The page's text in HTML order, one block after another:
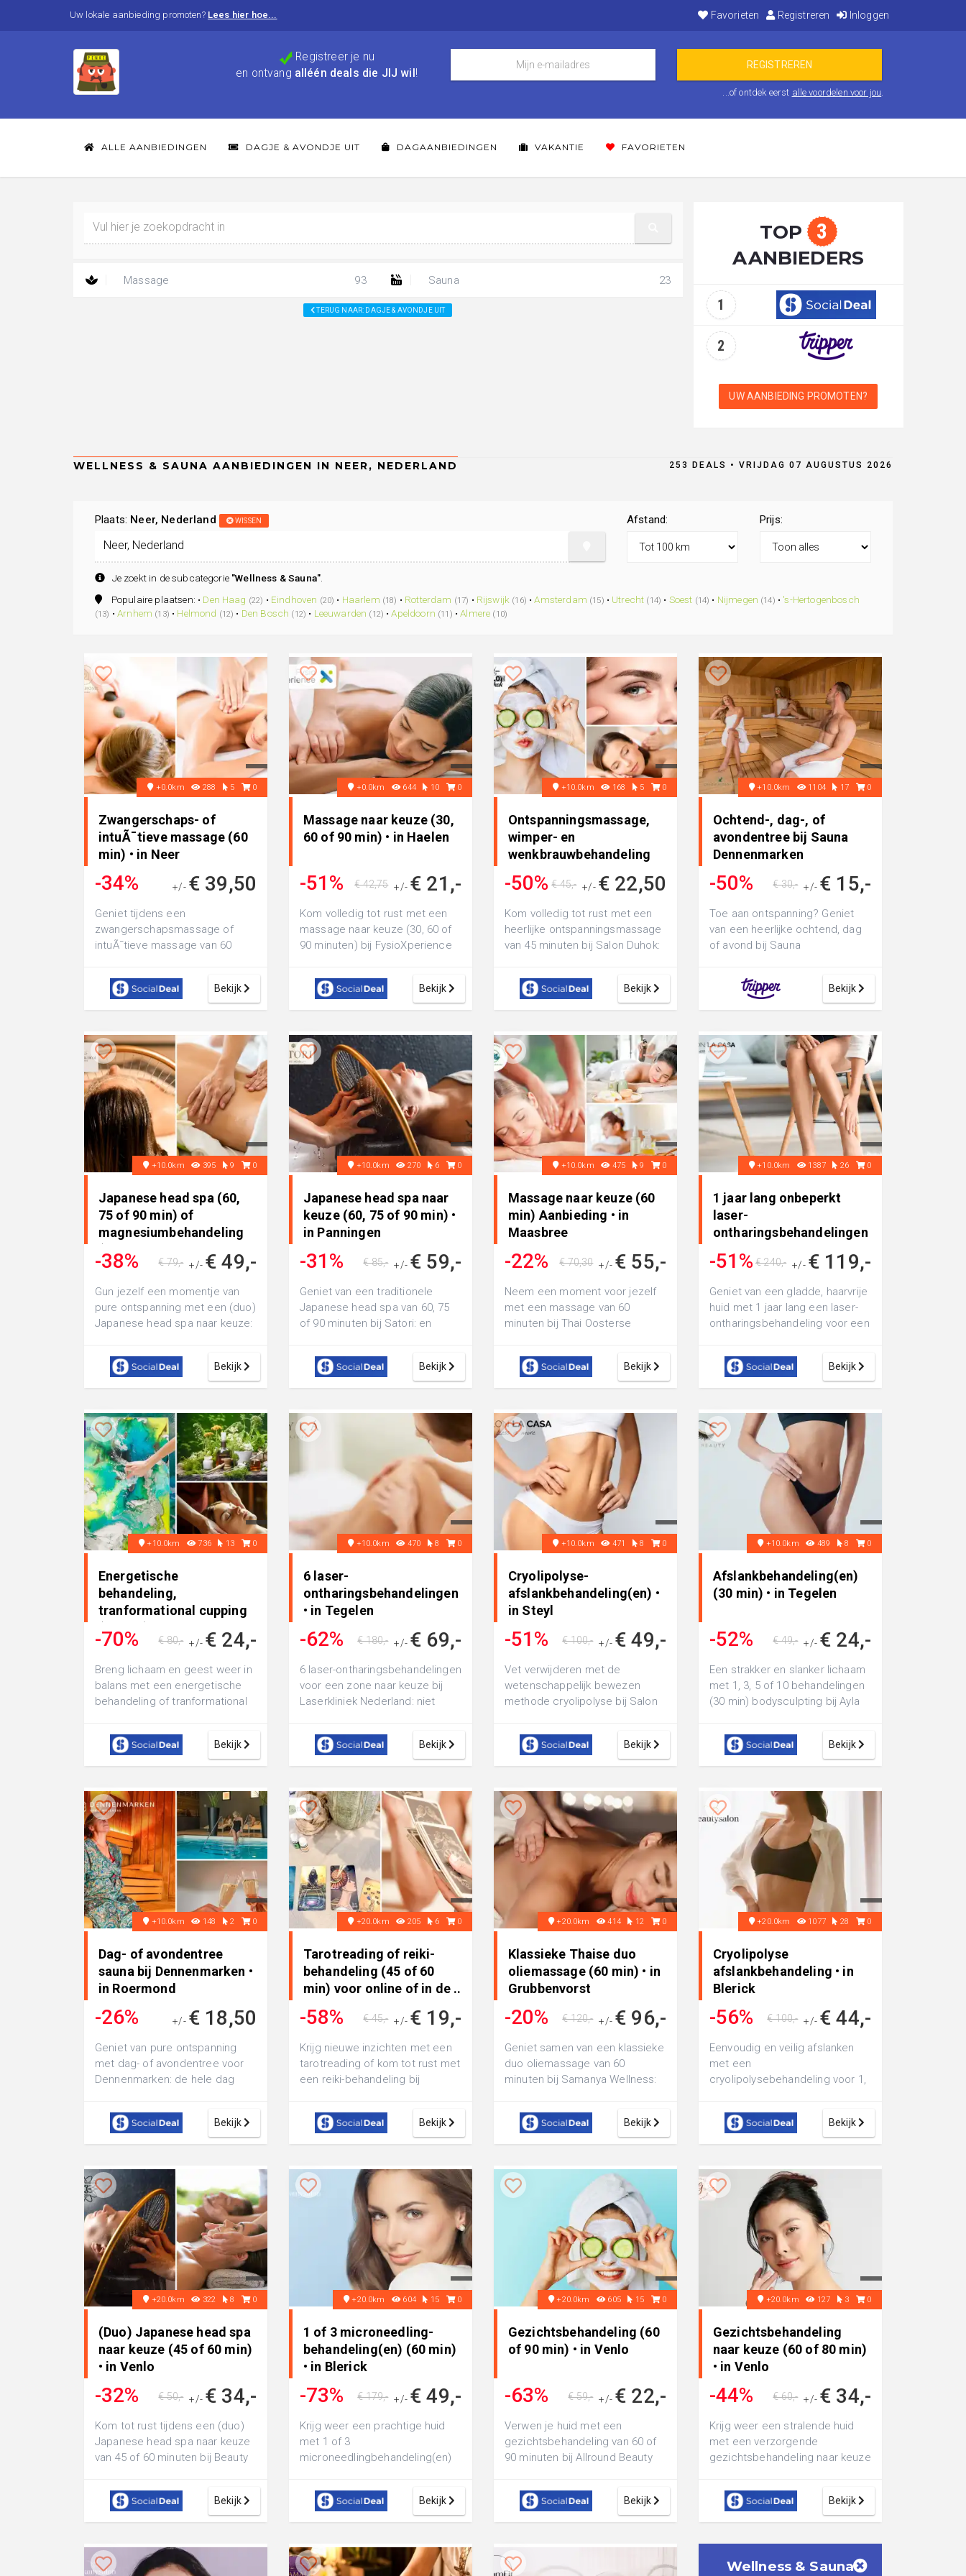
Uw lokale aanbieding promoten? Lees hier hoe... Favorieten Registreren Inloggen
Registreer je nu
en ontvang alléén deals die JIJ wil !
...of ontdek eerst alle voordelen voor jou.
ALLE AANBIEDINGEN DAGJE & AVONDJE UIT DAGAANBIEDINGEN VAKANTIE FAVORIETEN
Massage 93 Sauna 23
TERUG NAAR: DAGJE & AVONDJE UIT
TOP 3
AANBIEDERS
1
2
UW AANBIEDING PROMOTEN?
253 DEALS • VRIJDAG 07 AUGUSTUS 2026
Plaats: Neer, Nederland WISSEN
Je zoekt in de subcategorie "Wellness & Sauna".
Afstand: Prijs:
Populaire plaatsen: • Den Haag (22) • Eindhoven (20) • Haarlem (18) • Rotterdam (17) • Rijswijk (16) •Amsterdam (15) • Utrecht (14) • Soest (14) • Nijmegen (14) • 's-Hertogenbosch
(13) •Arnhem (13) • Helmond (12) • Den Bosch (12) • Leeuwarden (12) •Apeldoorn (11) •Almere (10)
+0.0km 288 5 0
Zwangerschaps- of
intuÃ¯tieve massage (60
min) • in Neer
-34% +/- € 39,50
Geniet tijdens een
zwangerschapsmassage of
intuÃ¯tieve massage van 60
Lieveke: perfect om even he...
Bekijk
+0.0km 644 10 0
Massage naar keuze (30,
60 of 90 min) • in Haelen
-51% +/- € 21,-
€ 42,75
Kom volledig tot rust met een
massage naar keuze (30, 60 of
90 minuten) bij FysioXperience
een...
Bekijk
+10.0km 168 5 0
Ontspanningsmassage,
wimper- en
wenkbrauwbehandeling
of gezichtsbehand..
-50% +/- € 22,50
€ 45,-
Kom volledig tot rust met een
heerlijke ontspanningsmassage
van 45 minuten bij Salon Duhok:
Bekijk
+10.0km 1104 17 0
Ochtend-, dag-, of
avondentree bij Sauna
Dennenmarken
-50% +/- € 15,-
€ 30,-
Toe aan ontspanning? Geniet
van een heerlijke ochtend, dag
of avond bij Sauna
tot 50% korting ...
Bekijk
+10.0km 395 9 0
Japanese head spa (60,
75 of 90 min) of
magnesiumbehandeling
(30-90 mi..
-38% +/- € 49,-
€ 79,-
Gun jezelf een momentje van
pure ontspanning met een (duo)
Japanese head spa naar keuze:
magnesiumb...
Bekijk
+10.0km 270 6 0
Japanese head spa naar
keuze (60, 75 of 90 min) •
in Panningen
-31% +/- € 59,-
€ 85,-
Geniet van een traditionele
Japanese head spa van 60, 75
of 90 minuten bij Satori: en
gericht op ...
Bekijk
+10.0km 475 9 0
Massage naar keuze (60
min) Aanbieding • in
Maasbree
-22% +/- € 55,-
€ 70,30
Neem een moment voor jezelf
met een massage van 60
minuten bij Thai Oosterse
bijvoorbeeld voor een ontsp...
Bekijk
+10.0km 1387 26 0
1 jaar lang onbeperkt
laser-
ontharingsbehandelingen
• in Steyl
-51% +/- € 119,-
€ 240,-
Geniet van een gladde, haarvrije
huid met 1 jaar lang een laser-
ontharingsbehandeling voor een
Bekijk
+10.0km 736 13 0
Energetische
behandeling,
tranformational cupping
(45 min) of workshop..
-70% +/- € 24,-
€ 80,-
Breng lichaam en geest weer in
balans met een energetische
behandeling of tranformational
o...
Bekijk
+10.0km 470 8 0
6 laser-
ontharingsbehandelingen
• in Tegelen
-62% +/- € 69,-
€ 180,-
6 laser-ontharingsbehandelingen
voor een zone naar keuze bij
Laserkliniek Nederland: niet
geschik...
Bekijk
+10.0km 471 8 0
Cryolipolyse-
afslankbehandeling(en) •
in Steyl
-51% +/- € 49,-
€ 100,-
Vet verwijderen met de
wetenschappelijk bewezen
methode cryolipolyse bij Salon
behandeling(en) vo...
Bekijk
+10.0km 489 8 0
Afslankbehandeling(en)
(30 min) • in Tegelen
-52% +/- € 24,-
€ 49,-
Een strakker en slanker lichaam
met 1, 3, 5 of 10 behandelingen
(30 min) bodysculpting bij Ayla
Bekijk
+10.0km 148 2 0
Dag- of avondentree
sauna bij Dennenmarken •
in Roermond
-26% +/- € 18,50
Geniet van pure ontspanning
met dag- of avondentree voor
Dennenmarken: de hele dag
zoals...
Bekijk
+20.0km 205 6 0
Tarotreading of reiki-
behandeling (45 of 60
min) voor online of in de ..
-58% +/- € 19,-
€ 45,-
Krijg nieuwe inzichten met een
tarotreading of kom tot rust met
een reiki-behandeling bij
on...
Bekijk
+20.0km 414 12 0
Klassieke Thaise duo
oliemassage (60 min) • in
Grubbenvorst
-20% +/- € 96,-
€ 120,-
Geniet samen van een klassieke
duo oliemassage van 60
minuten bij Samanya Wellness:
een mom...
Bekijk
+20.0km 1077 28 0
Cryolipolyse
afslankbehandeling • in
Blerick
-56% +/- € 44,-
€ 100,-
Eenvoudig en veilig afslanken
met een
cryolipolysebehandeling voor 1,
Beauty
Bekijk
+20.0km 322 8 0
(Duo) Japanese head spa
naar keuze (45 of 60 min)
• in Venlo
-32% +/- € 34,-
€ 50,-
Kom tot rust tijdens een (duo)
Japanese head spa naar keuze
van 45 of 60 minuten bij Beauty
o...
Bekijk
+20.0km 604 15 0
1 of 3 microneedling-
behandeling(en) (60 min)
• in Blerick
-73% +/- € 49,-
€ 179,-
Krijg weer een prachtige huid
met 1 of 3
microneedlingbehandeling(en)
Beautysalon: inclusief onder
and...
Bekijk
+20.0km 605 15 0
Gezichtsbehandeling (60
of 90 min) • in Venlo
-63% +/- € 22,-
€ 59,-
Verwen je huid met een
gezichtsbehandeling van 60 of
90 minuten bij Allround Beauty
behandeling voor ee...
Bekijk
+20.0km 127 3 0
Gezichtsbehandeling
naar keuze (60 of 80 min)
• in Venlo
-44% +/- € 34,-
€ 60,-
Krijg weer een stralende huid
met een verzorgende
gezichtsbehandeling naar keuze
Beauty Salo...
Bekijk
Wellness & Sauna